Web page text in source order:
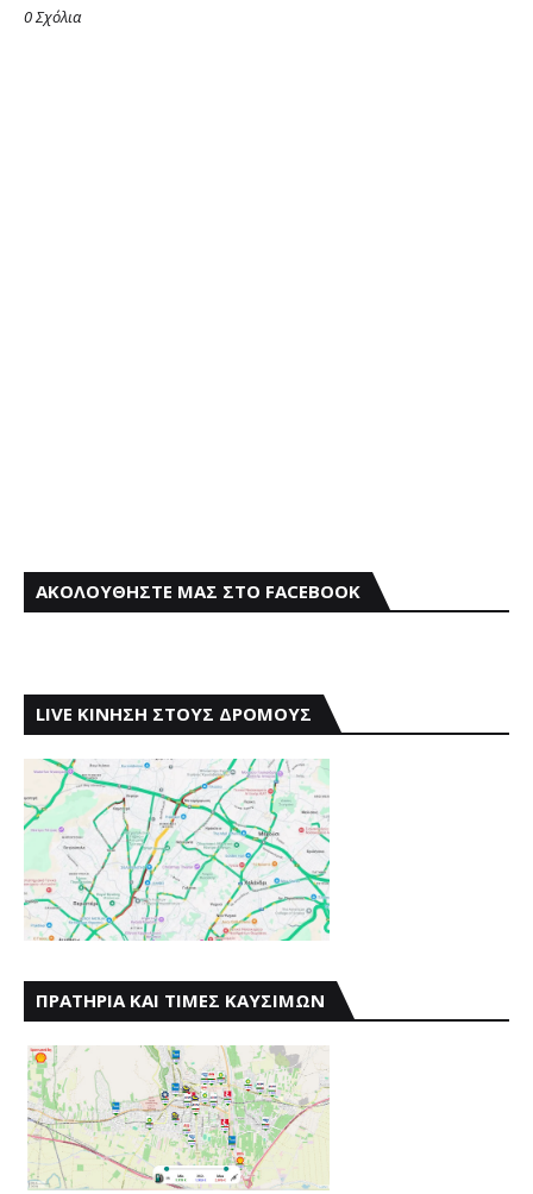
0 Σχόλια
ΑΚΟΛΟΥΘΗΣΤΕ ΜΑΣ ΣΤΟ FACEBOOK
LIVE ΚΙΝΗΣΗ ΣΤΟΥΣ ΔΡΟΜΟΥΣ
ΠΡΑΤΗΡΙΑ ΚΑΙ ΤΙΜΕΣ ΚΑΥΣΙΜΩΝ